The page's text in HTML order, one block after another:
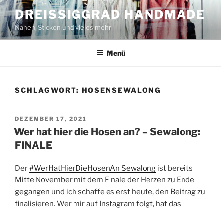
Zum
Inhalt
springen
DREISSIGGRAD HANDMADE
Nähen, Sticken und vieles mehr
Menü
SCHLAGWORT: HOSENSEWALONG
VERÖFFENTLICHT
AM
DEZEMBER 17, 2021
Wer hat hier die Hosen an? – Sewalong:
FINALE
Der#WerHatHierDieHosenAn Sewalong ist bereits
Mitte November mit dem Finale der Herzen zu Ende
gegangen und ich schaffe es erst heute, den Beitrag zu
finalisieren. Wer mir auf Instagram folgt, hat das